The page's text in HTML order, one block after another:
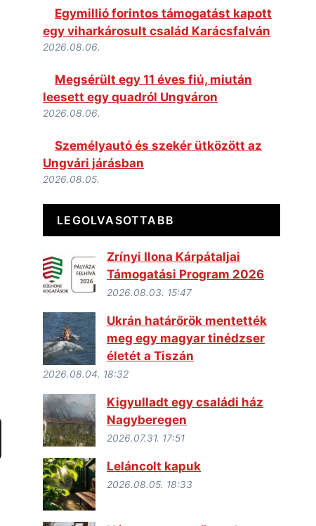
Egymillió forintos támogatást kapott
egy viharkárosult család Karácsfalván
2026.08.06.
Megsérült egy 11 éves fiú, miután
leesett egy quadról Ungváron
2026.08.06.
Személyautó és szekér ütközött az
Ungvári járásban
2026.08.05.
LEGOLVASOTTABB
Zrínyi Ilona Kárpátaljai
Támogatási Program 2026
2026.08.03. 15:47
Ukrán határőrök mentették
meg egy magyar tinédzser
életét a Tiszán
2026.08.04. 18:32
Kigyulladt egy családi ház
Nagyberegen
2026.07.31. 17:51
Leláncolt kapuk
2026.08.05. 18:33